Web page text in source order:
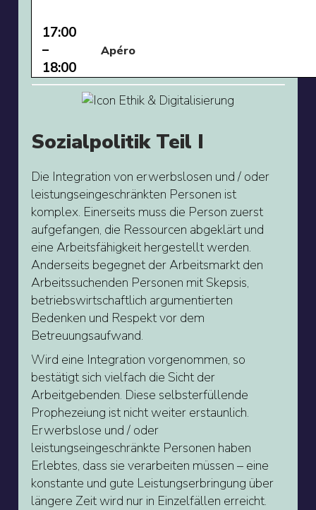
17:00
–
18:00
Apéro
Sozialpolitik Teil I
Die Integration von erwerbslosen und / oder
leistungseingeschränkten Personen ist
komplex. Einerseits muss die Person zuerst
aufgefangen, die Ressourcen abgeklärt und
eine Arbeitsfähigkeit hergestellt werden.
Anderseits begegnet der Arbeitsmarkt den
Arbeitssuchenden Personen mit Skepsis,
betriebswirtschaftlich argumentierten
Bedenken und Respekt vor dem
Betreuungsaufwand.
Wird eine Integration vorgenommen, so
bestätigt sich vielfach die Sicht der
Arbeitgebenden. Diese selbsterfüllende
Prophezeiung ist nicht weiter erstaunlich.
Erwerbslose und / oder
leistungseingeschränkte Personen haben
Erlebtes, dass sie verarbeiten müssen – eine
konstante und gute Leistungserbringung über
längere Zeit wird nur in Einzelfällen erreicht.